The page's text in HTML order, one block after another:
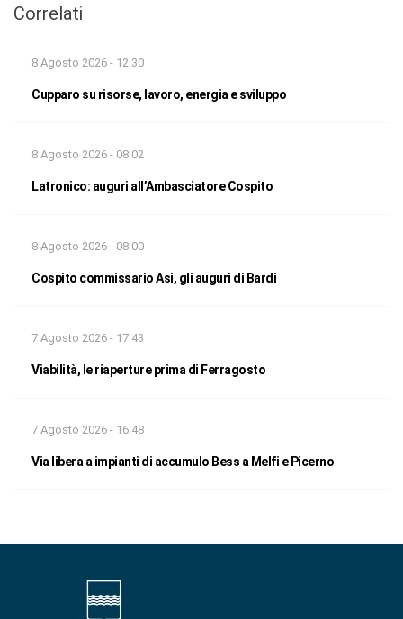
Correlati
8 Agosto 2026 - 12:30
Cupparo su risorse, lavoro, energia e sviluppo
8 Agosto 2026 - 08:02
Latronico: auguri all’Ambasciatore Cospito
8 Agosto 2026 - 08:00
Cospito commissario Asi, gli auguri di Bardi
7 Agosto 2026 - 17:43
Viabilità, le riaperture prima di Ferragosto
7 Agosto 2026 - 16:48
Via libera a impianti di accumulo Bess a Melfi e Picerno